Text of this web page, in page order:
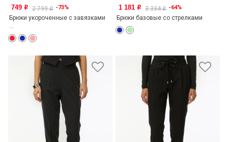
749 o 2 799o -73%
Брюки укороченные с завязками
1 181 o 3 334o -64%
Брюки базовые со стрелками